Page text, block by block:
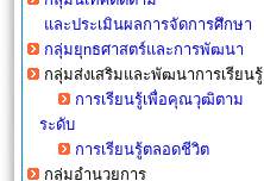
และประเมินผลการจัดการศึกษา
กลุ่มยุnธศาสตร์และการพัฒนา
กลุ่มส่งเสริมและพัฒนาการเรียนรู้
การเรียนรู้เพื่อคุณวุฒิตาม
ระดับ
การเรียนรู้ตลอดชีวิต
กลุ่มอำนวยการ